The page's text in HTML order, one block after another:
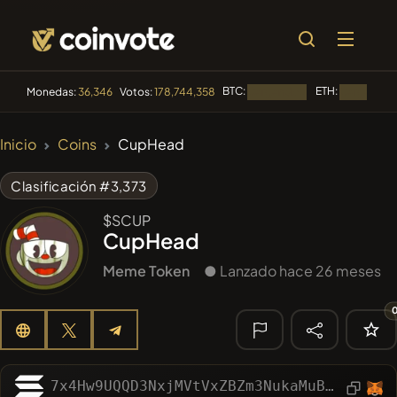
Monedas:36,346 Votos:178,744,358 BTC: ETH:
PERFI PEEFITOKEN
#1107
🔎
Inicio Coins CupHead
Clasificación #3,373
$SCUP
CupHead
Meme Token ● Lanzado hace 26 meses
7x4Hw9UQQD3NxjMVtVxZBZm3NukaMuB7GZ32gRMDYeu6